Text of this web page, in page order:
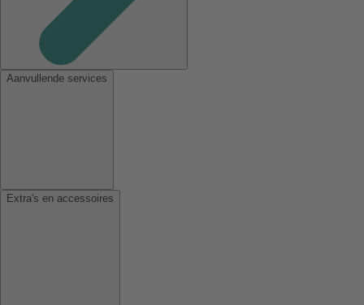
Aanvullende services
Extra's en accessoires